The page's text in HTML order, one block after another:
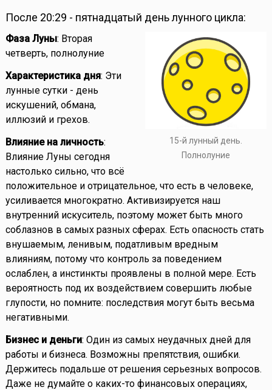
После 20:29 - пятнадцатый день лунного цикла:
15-й лунный день.
Полнолуние
Фаза Луны: Вторая
четверть, полнолуние
Характеристика дня: Эти
лунные сутки - день
искушений, обмана,
иллюзий и грехов.
Влияние на личность:
Влияние Луны сегодня
настолько сильно, что всё
положительное и отрицательное, что есть в человеке,
усиливается многократно. Активизируется наш
внутренний искуситель, поэтому может быть много
соблазнов в самых разных сферах. Есть опасность стать
внушаемым, ленивым, податливым вредным
влияниям, потому что контроль за поведением
ослаблен, а инстинкты проявлены в полной мере. Есть
вероятность под их воздействием совершить любые
глупости, но помните: последствия могут быть весьма
негативными.
Бизнес и деньги: Один из самых неудачных дней для
работы и бизнеса. Возможны препятствия, ошибки.
Держитесь подальше от решения серьезных вопросов.
Даже не думайте о каких-то финансовых операциях,